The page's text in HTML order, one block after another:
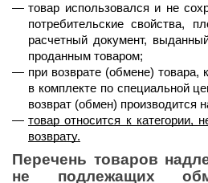
товар использовался и не
потребительские свойства,
расчетный документ,
проданным товаром;
при возврате (обмене) товара,
в комплекте по специальной
возврат (обмен) производится
товар относится к
возврату.
Перечень товаров